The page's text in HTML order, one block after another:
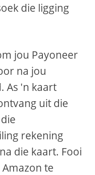
die ligging
jou Payoneer
na jou
As 'n kaart
uit die
rekening
die kaart. Fooi
te